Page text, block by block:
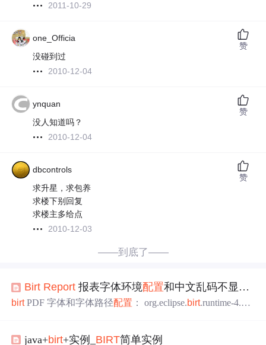
2011-10-29
one_Officia
没碰到过
2010-12-04
赞
ynquan
没人知道吗？
2010-12-04
赞
dbcontrols
求升星，求包养
求楼下别回复
求楼主多给点
2010-12-03
赞
——到底了——
Birt Report 报表字体环境配置和中文乱码不显示
birtPDF 字体和字体路径配置 ： org.eclipse.birt.runtime-4.4.
径： <path path="C:/windows/fonts" /> <path path="d:/windo
java+birt+实例_ BIRT简单实例